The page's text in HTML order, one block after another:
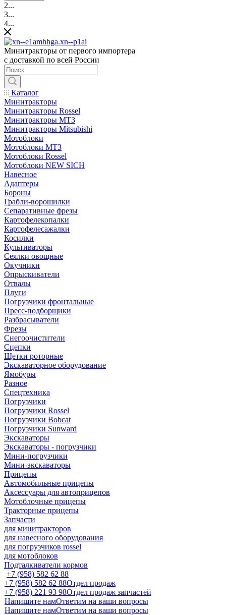
2...
3...
4...
Минитракторы от первого импортера
с доставкой по всей России
Каталог
Минитракторы
Минитракторы Rossel
Минитракторы МТЗ
Минитракторы Mitsubishi
Мотоблоки
Мотоблоки МТЗ
Мотоблоки Rossel
Мотоблоки NEW SICH
Навесное
Адаптеры
Бороны
Грабли-ворошилки
Сепаративные фрезы
Картофелекопалки
Картофелесажалки
Косилки
Культиваторы
Сеялки овощные
Окучники
Опрыскиватели
Отвалы
Плуги
Погрузчики фронтальные
Пресс-подборщики
Разбрасыватели
Фрезы
Снегоочистители
Сцепки
Щетки роторные
Экскаваторное оборудование
Ямобуры
Разное
Спецтехника
Погрузчики
Погрузчики Rossel
Погрузчики Bobcat
Погрузчики Sunward
Экскаваторы
Экскаваторы - погрузчики
Мини-погрузчики
Мини-экскаваторы
Прицепы
Автомобильные прицепы
Аксессуары для автоприцепов
Мотоблочные прицепы
Тракторные прицепы
Запчасти
для минитракторов
для навесного оборудования
для погрузчиков rossel
для мотоблоков
Подталкиватели кормов
+7 (958) 582 62 88
+7 (958) 582 62 88Отдел продаж
+7 (958) 221 93 98Отдел продаж запчастей
Напишите намОтветим на ваши вопросы
Напишите намОтветим на ваши вопросы